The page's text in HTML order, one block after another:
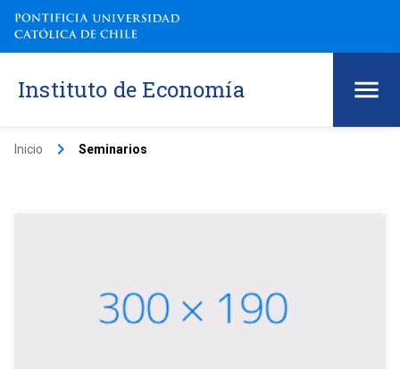
Instituto de Economía
Inicio keyboard_arrow_right Seminarios